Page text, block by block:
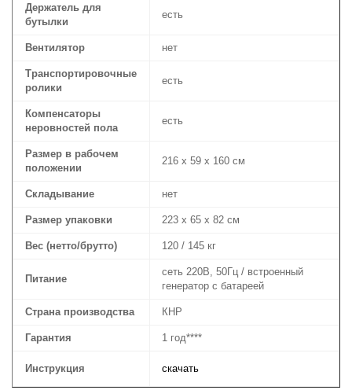
Держатель для
бутылки
есть
Вентилятор нет
Транспортировочные
ролики
есть
Компенсаторы
неровностей пола
есть
Размер в рабочем
положении
216 х 59 х 160 см
Складывание нет
Размер упаковки 223 х 65 х 82 см
Вес (нетто/брутто) 120 / 145 кг
Питание
сеть 220В, 50Гц / встроенный
генератор с батареей
Страна производства КНР
Гарантия 1 год****
Инструкция скачать